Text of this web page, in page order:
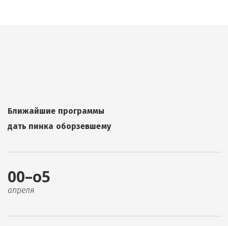
Ближайшие программы
дать пинка оборзевшему
00–о5
апреля